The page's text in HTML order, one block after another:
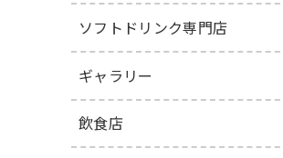
ソフトドリンク専門店
ギャラリー
飲食店